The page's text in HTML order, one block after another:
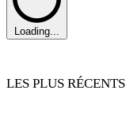
Loading...
LES PLUS RÉCENTS